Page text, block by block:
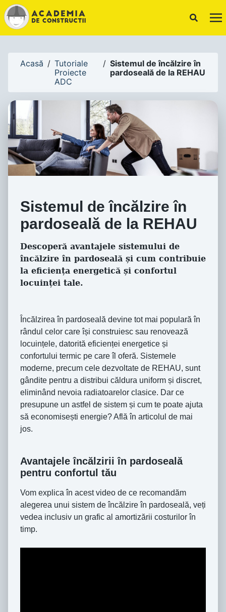
!-- Canonical URL -->
Acasă / Tutoriale
Proiecte
ADC
/ Sistemul de încălzire în
pardoseală de la REHAU
Sistemul de încălzire în
pardoseală de la REHAU
Descoperă avantajele sistemului de
încălzire în pardoseală și cum contribuie
la eficiența energetică și confortul
locuinței tale.
Încălzirea în pardoseală devine tot mai populară în
rândul celor care își construiesc sau renovează
locuințele, datorită eficienței energetice și
confortului termic pe care îl oferă. Sistemele
moderne, precum cele dezvoltate de REHAU, sunt
gândite pentru a distribui căldura uniform și discret,
eliminând nevoia radiatoarelor clasice. Dar ce
presupune un astfel de sistem și cum te poate ajuta
să economisești energie? Află în articolul de mai
jos.
Avantajele încălzirii în pardoseală
pentru confortul tău
Vom explica în acest video de ce recomandăm
alegerea unui sistem de încălzire în pardoseală, veți
vedea inclusiv un grafic al amortizării costurilor în
timp.